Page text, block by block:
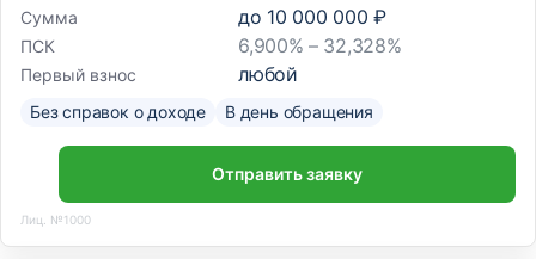
Сумма
до 10 000 000 ₽
ПСК 6,900% – 32,328%
Первый взнос любой
Без справок о доходе В день обращения
Отправить заявку
Лиц. №1000